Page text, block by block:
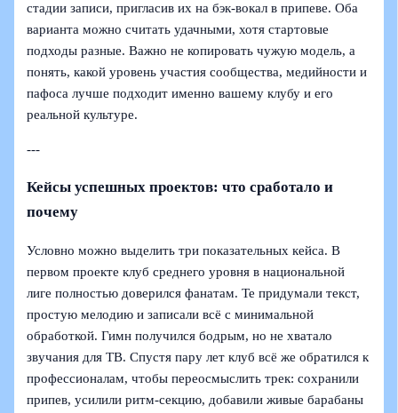
стадии записи, пригласив их на бэк-вокал в припеве. Оба
варианта можно считать удачными, хотя стартовые
подходы разные. Важно не копировать чужую модель, а
понять, какой уровень участия сообщества, медийности и
пафоса лучше подходит именно вашему клубу и его
реальной культуре.
---
Кейсы успешных проектов: что сработало и
почему
Условно можно выделить три показательных кейса. В
первом проекте клуб среднего уровня в национальной
лиге полностью доверился фанатам. Те придумали текст,
простую мелодию и записали всё с минимальной
обработкой. Гимн получился бодрым, но не хватало
звучания для ТВ. Спустя пару лет клуб всё же обратился к
профессионалам, чтобы переосмыслить трек: сохранили
припев, усилили ритм-секцию, добавили живые барабаны